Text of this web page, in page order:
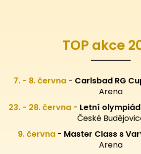
TOP akce
7. - 8. června - Carlsbad RG
Arena
23. - 28. června - Letní
České
9. června - Master Class s
Arena